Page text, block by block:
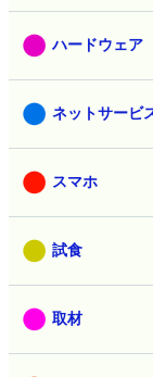
ハードウェア
ネットサービ
スマホ
試食
取材